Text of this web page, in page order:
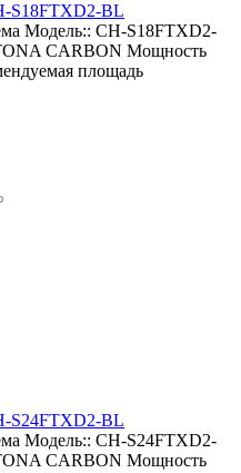
S18FTXD2-BL
Модель:: CH-S18FTXD2-
CARBON Мощность
площадь
S24FTXD2-BL
Модель:: CH-S24FTXD2-
CARBON Мощность